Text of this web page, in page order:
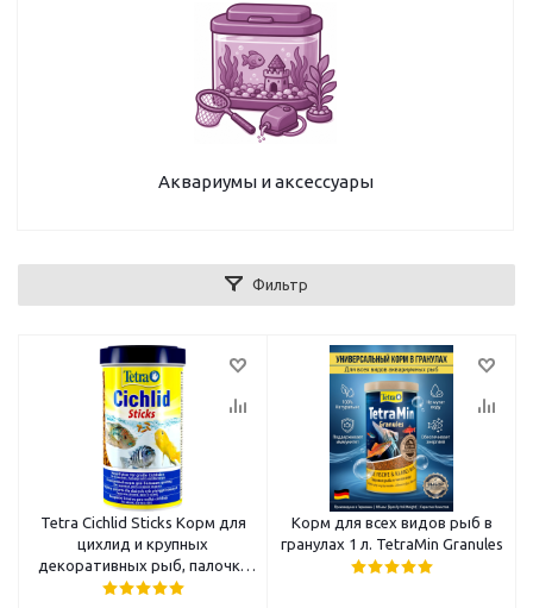
Аквариумы и аксессуары
Фильтр
Tetra Cichlid Sticks Корм для
цихлид и крупных
декоративных рыб, палочки
250 мл
Корм для всех видов рыб в
гранулах 1 л. TetraMin Granules